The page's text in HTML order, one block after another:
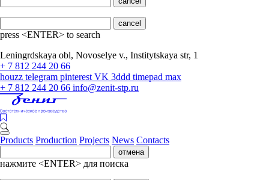
cancel
press <ENTER> to search
Leningrdskaya obl, Novoselye v., Institytskaya str, 1
+ 7 812 244 20 66
houzz telegram pinterest VK 3ddd timepad max
+ 7 812 244 20 66 info@zenit-stp.ru
Products Production Projects News Contacts
отмена
нажмите <ENTER> для поиска